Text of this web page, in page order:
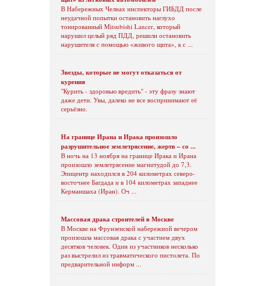
В Набережных Челнах инспекторы ГИБДД после
неудачной попытки остановить наглухо
тонированный Mitsubishi Lancer, который
нарушил целый ряд ПДД, решили остановить
нарушителя с помощью «живого щита», к с ...
Звезды, которые не могут отказаться от
курения
"Курить - здоровью вредить" - эту фразу знают
даже дети. Увы, далеко не все воспринимают её
серьёзно.
На границе Ирана и Ирака произошло
разрушительное землетрясение, жертв – со ...
В ночь на 13 ноября на границе Ирака и Ирана
произошло землетрясение магнитудой до 7,3.
Эпицентр находился в 204 километрах северо-
восточнее Багдада и в 104 километрах западнее
Керманшаха (Иран). Оч ...
Массовая драка строителей в Москве
В Москве на Фрунзенской набережной вечером
произошла массовая драка с участием двух
десятков человек. Один из участников несколько
раз выстрелил из травматического пистолета. По
предварительной информ ...